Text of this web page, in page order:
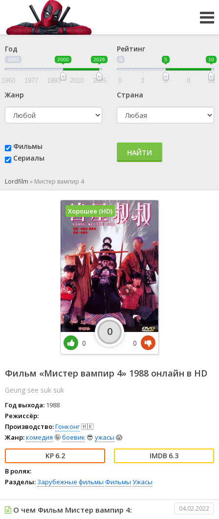
Год
1960 2000 2026
1960 1977 1993 2010 2026
Рейтинг
0 5 10
0 3 5 8 10
Жанр Страна
Фильмы
Сериалы
НАЙТИ
Lordfilm » Мистер вампир 4
Фильм «Мистер вампир 4» 1988 онлайн в HD
Geung see suk suk
Год выхода: 1988
Режиссёр:
Производство:Гонконг🇭🇰
Жанр:комедия 🤪боевик 😎 ужасы 😱
6.2 6.3
В ролях:
Разделы: Зарубежные фильмы Фильмы Ужасы
Хорошее (HD)
0
0
0
О чем Фильм Мистер вампир 4: 04.02.2022